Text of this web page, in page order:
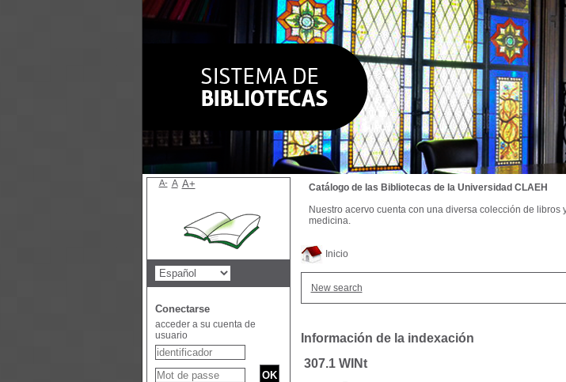
Inicio
New search
Información de la indexación
307.1 WINt
Catálogo de las Bibliotecas de la Universidad CLAEH
Nuestro acervo cuenta con una diversa colección de
medicina.
A- A A+
Conectarse
acceder a su cuenta de
usuario